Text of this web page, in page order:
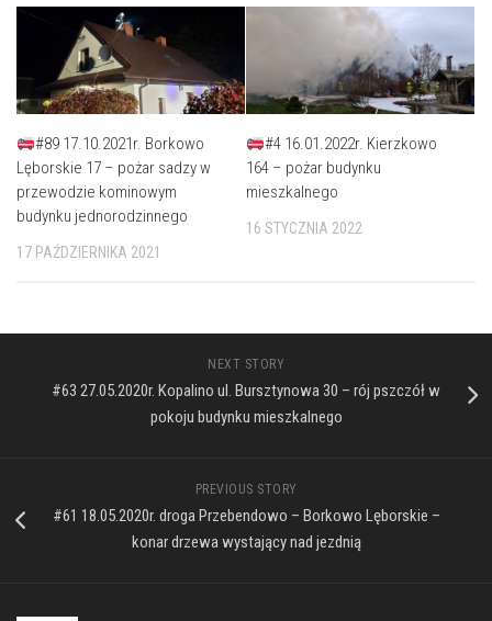
#89 17.10.2021r. Borkowo
Lęborskie 17 – pożar sadzy w
przewodzie kominowym
budynku jednorodzinnego
17 PAŹDZIERNIKA 2021
#4 16.01.2022r. Kierzkowo
164 – pożar budynku
mieszkalnego
16 STYCZNIA 2022
NEXT STORY
#63 27.05.2020r. Kopalino ul. Bursztynowa 30 – rój pszczół w
pokoju budynku mieszkalnego
PREVIOUS STORY
#61 18.05.2020r. droga Przebendowo – Borkowo Lęborskie –
konar drzewa wystający nad jezdnią